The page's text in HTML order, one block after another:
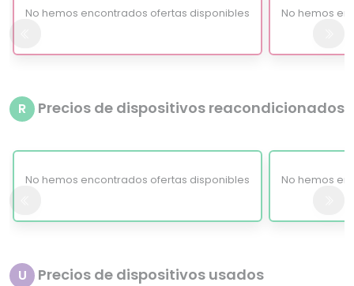
No hemos encontrados ofertas disponibles No hemos
R Precios de dispositivos reacondicionados
No hemos encontrados ofertas disponibles No hemos
U Precios de dispositivos usados